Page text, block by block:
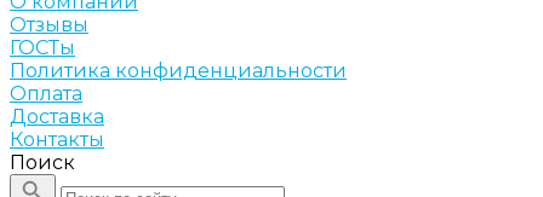
Отзывы
ГОСТы
Политика конфиденциальности
Оплата
Доставка
Контакты
Поиск